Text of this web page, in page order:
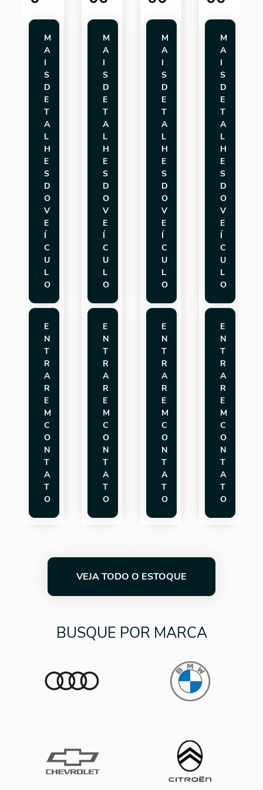
M
A
I
S
D
E
T
A
L
H
E
S
D
O
V
E
Í
C
U
L
O
E
N
T
R
A
R
E
M
C
O
N
T
A
T
O
M
A
I
S
D
E
T
A
L
H
E
S
D
O
V
E
Í
C
U
L
O
E
N
T
R
A
R
E
M
C
O
N
T
A
T
O
M
A
I
S
D
E
T
A
L
H
E
S
D
O
V
E
Í
C
U
L
O
E
N
T
R
A
R
E
M
C
O
N
T
A
T
O
M
A
I
S
D
E
T
A
L
H
E
S
D
O
V
E
Í
C
U
L
O
E
N
T
R
A
R
E
M
C
O
N
T
A
T
O
VEJA TODO O ESTOQUE
BUSQUE POR MARCA